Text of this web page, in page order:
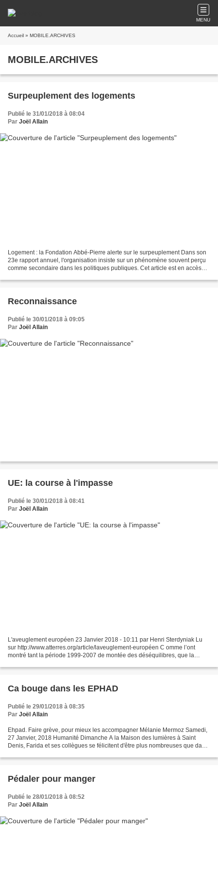
MENU
Accueil » MOBILE.ARCHIVES
MOBILE.ARCHIVES
Surpeuplement des logements
Publié le 31/01/2018 à 08:04
Par Joël Allain
Logement : la Fondation Abbé-Pierre alerte sur le surpeuplement Dans son
23e rapport annuel, l'organisation insiste sur un phénomène souvent perçu
comme secondaire dans les politiques publiques. Cet article est en accès
Reconnaissance
Publié le 30/01/2018 à 09:05
Par Joël Allain
UE: la course à l'impasse
Publié le 30/01/2018 à 08:41
Par Joël Allain
L'aveuglement européen 23 Janvier 2018 - 10:11 par Henri Sterdyniak Lu
sur http://www.atterres.org/article/laveuglement-européen C omme l’ont
montré tant la période 1999-2007 de montée des déséquilibres, que la
Ca bouge dans les EPHAD
Publié le 29/01/2018 à 08:35
Par Joël Allain
Ehpad. Faire grève, pour mieux les accompagner Mélanie Mermoz Samedi,
27 Janvier, 2018 Humanité Dimanche A la Maison des lumières à Saint
Denis, Farida et ses collègues se félicitent d'être plus nombreuses que dans
Pédaler pour manger
Publié le 28/01/2018 à 08:52
Par Joël Allain